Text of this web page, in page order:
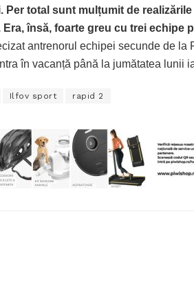
total sunt mulțumit de
însă, foarte greu cu trei echipe
antrenorul echipei secunde de la
în vacanță până la jumătatea lunii
Ilfov sport rapid 2